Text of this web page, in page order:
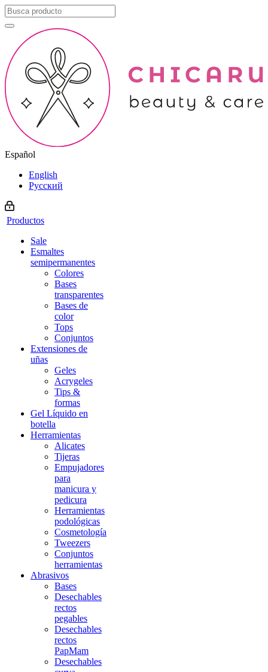
Español
English
Русский
Productos
Sale
Esmaltes
semipermanentes
Colores
Bases
transparentes
Bases de
color
Tops
Conjuntos
Extensiones de
uñas
Geles
Acrygeles
Tips &
formas
Gel Líquido en
botella
Herramientas
Alicates
Tijeras
Empujadores
para
manicura y
pedicura
Herramientas
podológicas
Cosmetología
Tweezers
Conjuntos
herramientas
Abrasivos
Bases
Desechables
rectos
pegables
Desechables
rectos
PapMam
Desechables